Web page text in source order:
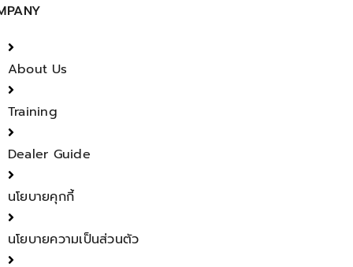
About Us
Training
Dealer Guide
นโยบายคุกกี้
นโยบายความเป็นส่วนตัว